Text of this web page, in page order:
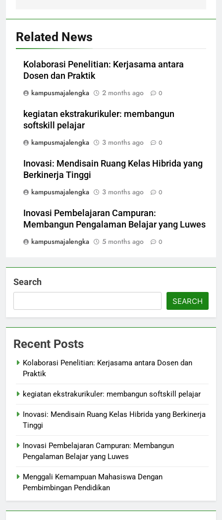
Related News
Kolaborasi Penelitian: Kerjasama antara
Dosen dan Praktik
kampusmajalengka
2 months ago 0
kegiatan ekstrakurikuler: membangun
softskill pelajar
kampusmajalengka
3 months ago 0
Inovasi: Mendisain Ruang Kelas Hibrida yang
Berkinerja Tinggi
kampusmajalengka
3 months ago 0
Inovasi Pembelajaran Campuran:
Membangun Pengalaman Belajar yang Luwes
kampusmajalengka
5 months ago 0
Search
SEARCH
Recent Posts
Kolaborasi Penelitian: Kerjasama antara Dosen dan
Praktik
kegiatan ekstrakurikuler: membangun softskill pelajar
Inovasi: Mendisain Ruang Kelas Hibrida yang Berkinerja
Tinggi
Inovasi Pembelajaran Campuran: Membangun
Pengalaman Belajar yang Luwes
Menggali Kemampuan Mahasiswa Dengan
Pembimbingan Pendidikan